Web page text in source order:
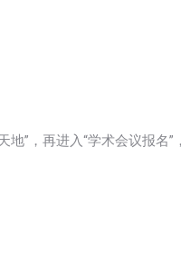
”，再进入“学术会议报名”